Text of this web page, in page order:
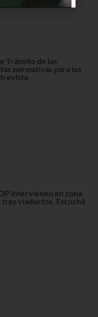
Tránsito de las
normativas para los
intervienen en zona
viaductos. Escuchá